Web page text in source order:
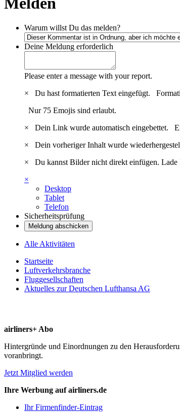
Warum willst Du das melden?
Deine Meldung erforderlich
Please enter a message with your report.
×
Du hast formatierten Text eingefügt.
Nur 75 Emojis sind erlaubt.
×
Dein Link wurde automatisch eingebettet.
×
Dein vorheriger Inhalt wurde
×
Du kannst Bilder nicht direkt einfügen.
×
Desktop
Tablet
Telefon
Sicherheitsprüfung
Meldung abschicken
Alle Aktivitäten
Startseite
Luftverkehrsbranche
Fluggesellschaften
Aktuelles zur Deutschen Lufthansa AG
airliners+ Abo
Hintergründe und Einordnungen zu den
voranbringt.
Jetzt Mitglied werden
Ihre Werbung auf airliners.de
Ihr Firmenfinder-Eintrag